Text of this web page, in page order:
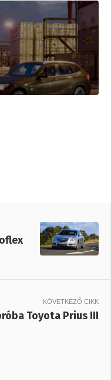
KÖVETKEZŐ CIKK
Toyota Prius III